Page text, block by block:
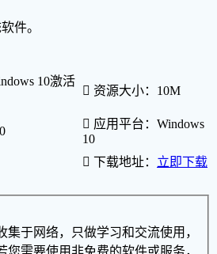
件。
10激活
 资源大小：10M
 应用平台：Windows
10
 下载地址： 立即下载
集于网络，只做学习和交流使用，